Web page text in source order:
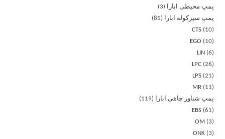
پمپ محیطی ابارا
3
پمپ سیرکوله ابارا
85
CTS
10
EGO
10
LIN
6
LPC 26
LPS 21
MR
11
پمپ شناور چاهی ابارا
119
EBS 61
OM
3
ONK 3